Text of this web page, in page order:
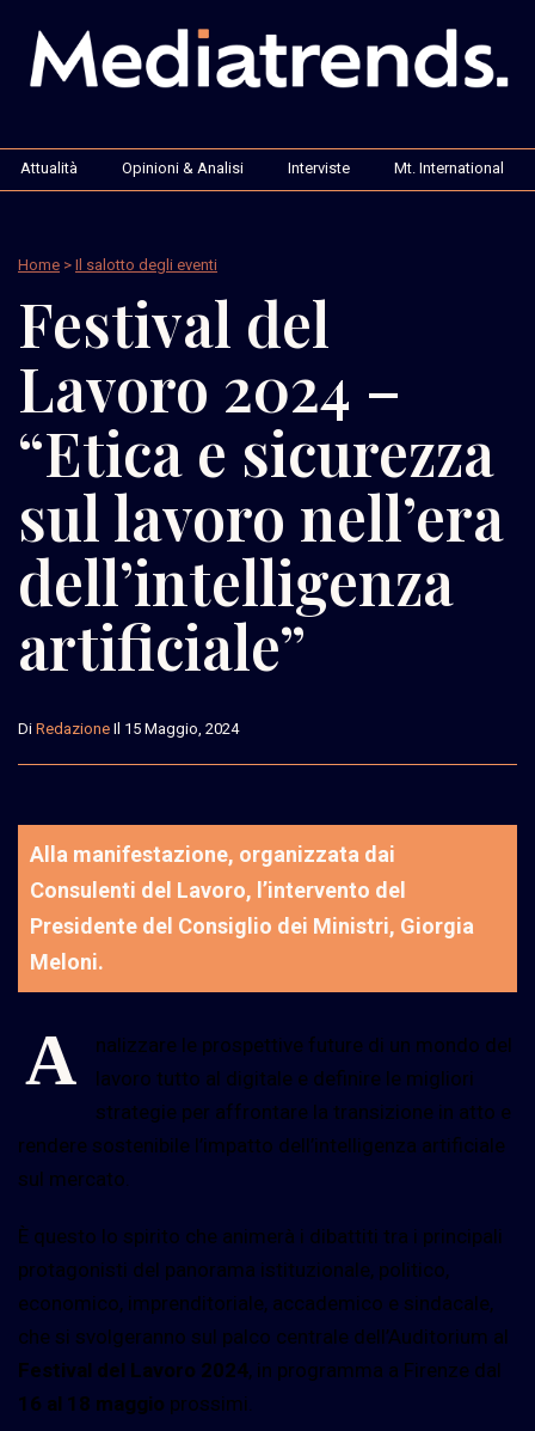
Attualità Opinioni & Analisi Interviste Mt. International
Home > Il salotto degli eventi
Festival del
Lavoro 2024 –
“Etica e sicurezza
sul lavoro nell’era
dell’intelligenza
artificiale”
Di Redazione Il 15 Maggio, 2024
Alla manifestazione, organizzata dai
Consulenti del Lavoro, l’intervento del
Presidente del Consiglio dei Ministri, Giorgia
Meloni.
A
nalizzare le prospettive future di un mondo del
lavoro tutto al digitale e definire le migliori
strategie per affrontare la transizione in atto e
rendere sostenibile l’impatto dell’intelligenza artificiale
sul mercato.
È questo lo spirito che animerà i dibattiti tra i principali
protagonisti del panorama istituzionale, politico,
economico, imprenditoriale, accademico e sindacale,
che si svolgeranno sul palco centrale dell’Auditorium al
Festival del Lavoro 2024, in programma a Firenze dal
16 al 18 maggio prossimi.